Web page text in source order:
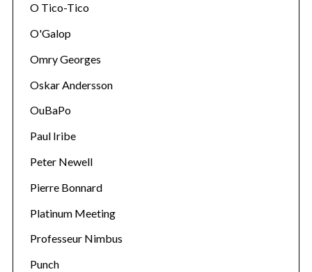
O Tico-Tico
O'Galop
Omry Georges
Oskar Andersson
OuBaPo
Paul Iribe
Peter Newell
Pierre Bonnard
Platinum Meeting
Professeur Nimbus
Punch